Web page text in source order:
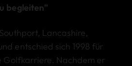
begleiten”
Lancashire,
entschied sich 1998 für
Golfkarriere. Nachdem er